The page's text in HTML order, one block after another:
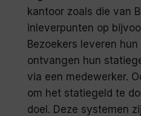
kantoor zoals die van
inleverpunten op
Bezoekers leveren
ontvangen hun
via een medewerker.
om het statiegeld te
doel. Deze systemen